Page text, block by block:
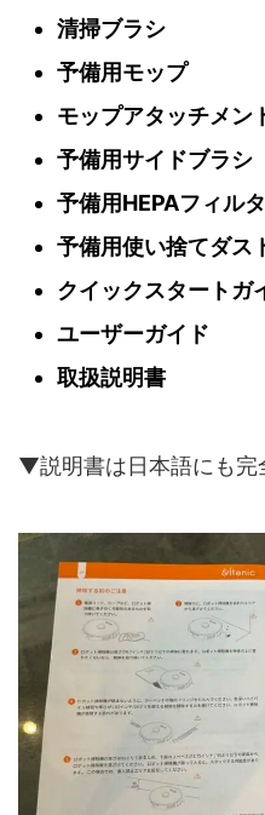
清掃ブラシ
予備用モップ
モップアタッチメン
予備用サイドブラシ
予備用HEPAフィル
予備用使い捨てダス
クイックスタートガ
ユーザーガイド
取扱説明書
▼説明書は日本語にも完